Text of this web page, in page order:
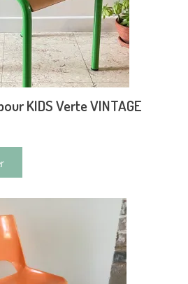
KIDS Verte VINTAGE